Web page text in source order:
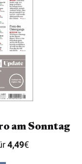
am Sonntag
4,49€